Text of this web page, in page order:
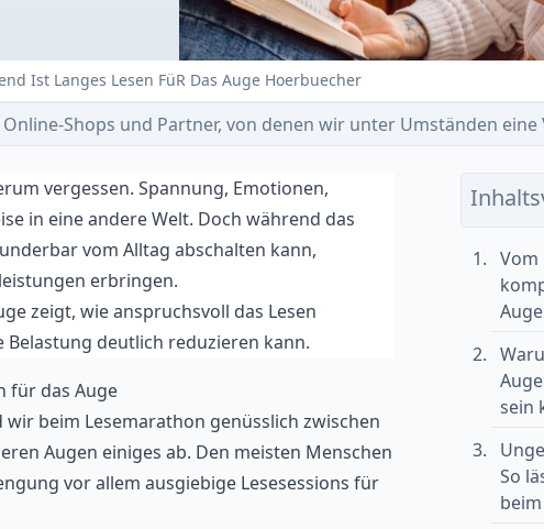
Ist Langes Lesen FüR Das Auge Hoerbuecher
Shops und Partner, von denen wir unter Umständen
vergessen. Spannung, Emotionen,
in eine andere Welt. Doch während das
vom Alltag abschalten kann,
erbringen.
zeigt, wie anspruchsvoll das Lesen
Belastung deutlich reduzieren kann.
für das Auge
beim Lesemarathon genüsslich zwischen
Augen einiges ab. Den meisten Menschen
vor allem ausgiebige Lesesessions für
Vom
Auge
sein
So